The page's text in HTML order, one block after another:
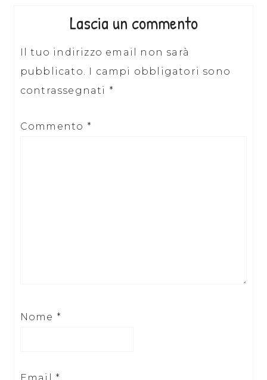
Lascia un commento
Il tuo indirizzo email non sarà
pubblicato. I campi obbligatori sono
contrassegnati *
Commento *
Nome *